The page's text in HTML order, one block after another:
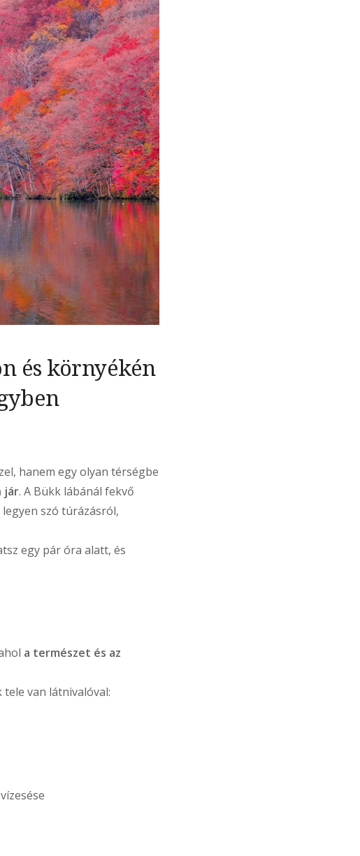
és környékén
hanem egy olyan térségbe
jár. A Bükk lábánál fekvő
legyen szó túrázásról,
egy pár óra alatt, és
a természet és az
van látnivalóval: